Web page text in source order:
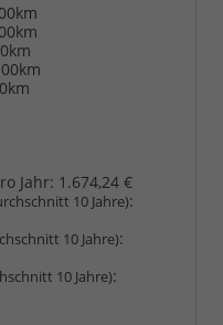
Jahr: 1.674,24 €
10 Jahre):
10 Jahre):
10 Jahre):